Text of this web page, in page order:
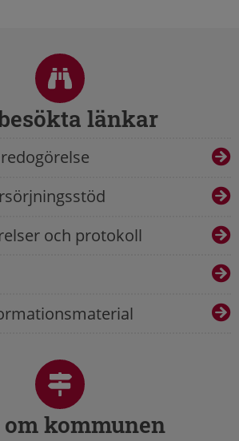
länkar
och protokoll
kommunen